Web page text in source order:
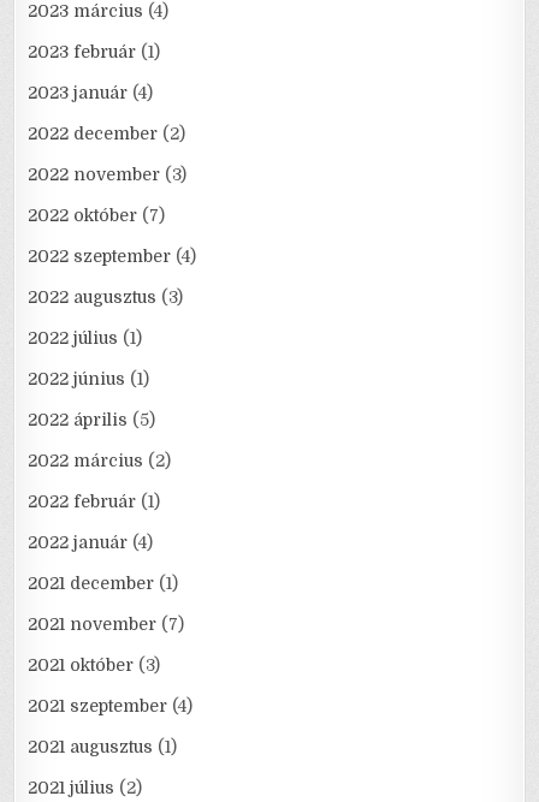
2023 március (4)
2023 február (1)
2023 január (4)
2022 december (2)
2022 november (3)
2022 október (7)
2022 szeptember (4)
2022 augusztus (3)
2022 július (1)
2022 június (1)
2022 április (5)
2022 március (2)
2022 február (1)
2022 január (4)
2021 december (1)
2021 november (7)
2021 október (3)
2021 szeptember (4)
2021 augusztus (1)
2021 július (2)